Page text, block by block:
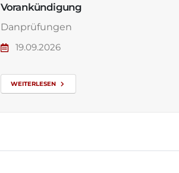
Vorankündigung
Danprüfungen
19.09.2026
WEITERLESEN